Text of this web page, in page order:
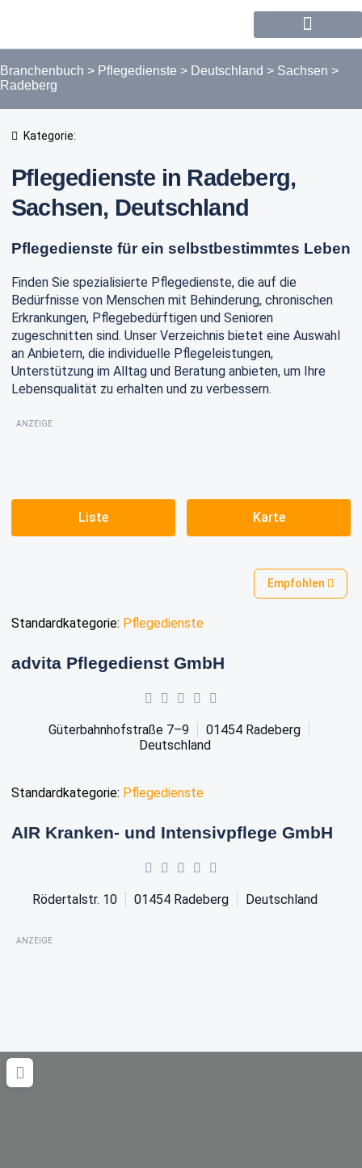
Branchenbuch > Pflegedienste > Deutschland > Sachsen >
Radeberg
Kategorie:
Pflegedienste in Radeberg,
Sachsen, Deutschland
Pflegedienste für ein selbstbestimmtes Leben
Finden Sie spezialisierte Pflegedienste, die auf die
Bedürfnisse von Menschen mit Behinderung, chronischen
Erkrankungen, Pflegebedürftigen und Senioren
zugeschnitten sind. Unser Verzeichnis bietet eine Auswahl
an Anbietern, die individuelle Pflegeleistungen,
Unterstützung im Alltag und Beratung anbieten, um Ihre
Lebensqualität zu erhalten und zu verbessern.
ANZEIGE
Liste Karte
Empfohlen
Standardkategorie: Pflegedienste
advita Pflegedienst GmbH
Güterbahnhofstraße 7–9 01454 Radeberg
Deutschland
Standardkategorie: Pflegedienste
AIR Kranken- und Intensivpflege GmbH
Rödertalstr. 10 01454 Radeberg Deutschland
ANZEIGE